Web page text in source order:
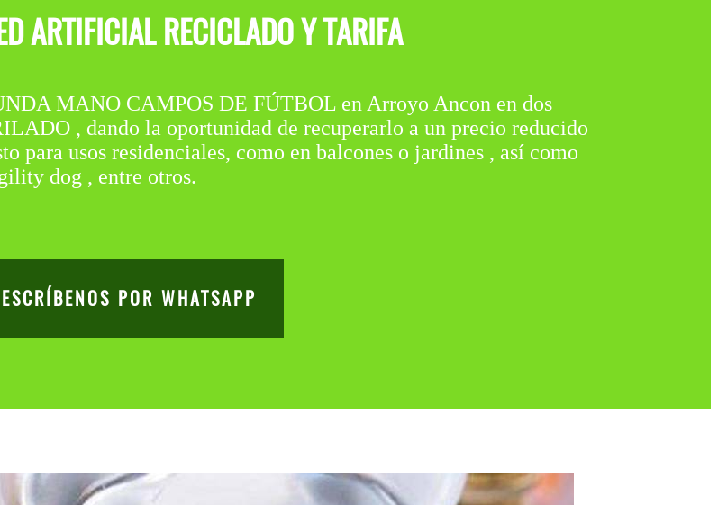
ARTIFICIAL RECICLADO Y TARIFA
MANO CAMPOS DE FÚTBOL en Arroyo Ancon en dos
, dando la oportunidad de recuperarlo a un precio reducido
para usos residenciales, como en balcones o jardines , así como
dog , entre otros.
ESCRÍBENOS POR WHATSAPP